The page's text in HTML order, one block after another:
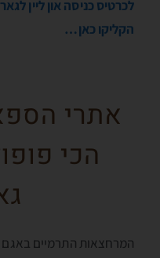
לכרטיס כניסה און ליין
הקליקו כאן…
אתרי
הכי
המרחצאות התרמיים